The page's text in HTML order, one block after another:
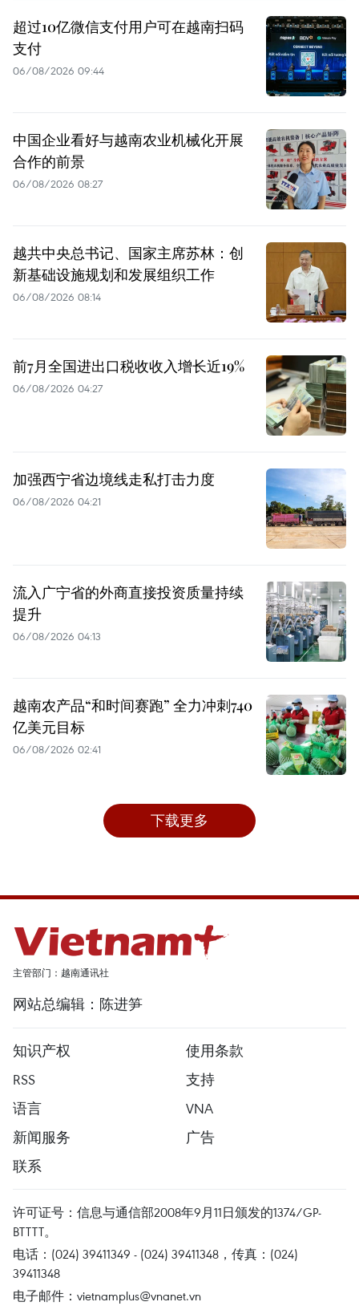
超过10亿微信支付用户可在越南扫码
支付
06/08/2026 09:44
中国企业看好与越南农业机械化开展
合作的前景
06/08/2026 08:27
越共中央总书记、国家主席苏林：创
新基础设施规划和发展组织工作
06/08/2026 08:14
前7月全国进出口税收收入增长近19%
06/08/2026 04:27
加强西宁省边境线走私打击力度
06/08/2026 04:21
流入广宁省的外商直接投资质量持续
提升
06/08/2026 04:13
越南农产品“和时间赛跑” 全力冲刺740
亿美元目标
06/08/2026 02:41
下载更多
主管部门：越南通讯社
网站总编辑：陈进笋
知识产权
使用条款
RSS
支持
语言
VNA
新闻服务
广告
联系
许可证号：信息与通信部2008年9月11日颁发的1374/GP-
BTTTT。
电话：(024) 39411349 - (024) 39411348，传真：(024)
39411348
电子邮件： vietnamplus@vnanet.vn